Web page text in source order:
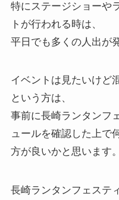
特にステージショーや
トが行われる時は、
平日でも多くの人出が
イベントは見たいけど
という方は、
事前に長崎ランタンフ
ュールを確認した上で
方が良いかと思います。
長崎ランタンフェステ